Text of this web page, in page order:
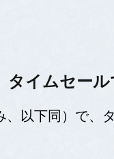
イムセール
以下同）で、